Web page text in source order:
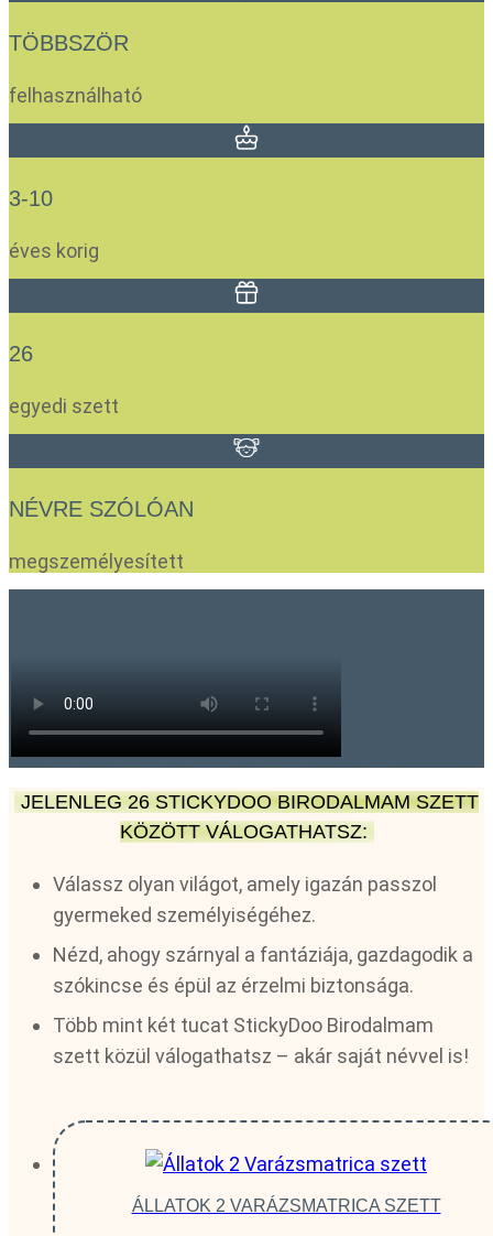
TÖBBSZÖR
felhasználható
3-10
éves korig
26
egyedi szett
NÉVRE SZÓLÓAN
megszemélyesített
JELENLEG 26 STICKYDOO BIRODALMAM SZETT
KÖZÖTT VÁLOGATHATSZ:
Válassz olyan világot, amely igazán passzol
gyermeked személyiségéhez.
Nézd, ahogy szárnyal a fantáziája, gazdagodik a
szókincse és épül az érzelmi biztonsága.
Több mint két tucat StickyDoo Birodalmam
szett közül válogathatsz – akár saját névvel is!
ÁLLATOK 2 VARÁZSMATRICA SZETT